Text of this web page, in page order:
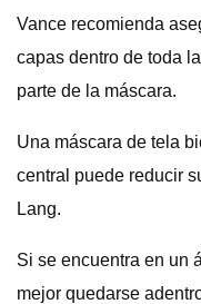
Vance recomienda
capas dentro de toda
parte de la máscara.
Una máscara de tela
central puede reducir
Lang.
Si se encuentra en un
mejor quedarse